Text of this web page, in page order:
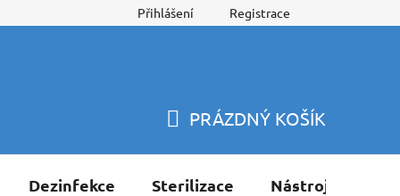
Přihlášení Registrace
KOŠÍK
PRÁZDNÝ KOŠÍK
Dezinfekce Sterilizace Nástroje